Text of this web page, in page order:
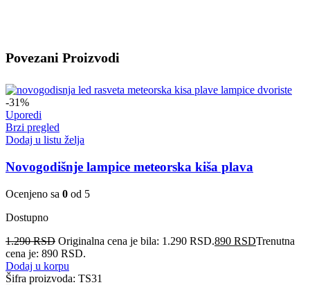
Povezani Proizvodi
-31%
Uporedi
Brzi pregled
Dodaj u listu želja
Novogodišnje lampice meteorska kiša plava
Ocenjeno sa 0 od 5
Dostupno
1.290RSD Originalna cena je bila: 1.290 RSD.890 RSDTrenutna
cena je: 890 RSD.
Dodaj u korpu
Šifra proizvoda: TS31